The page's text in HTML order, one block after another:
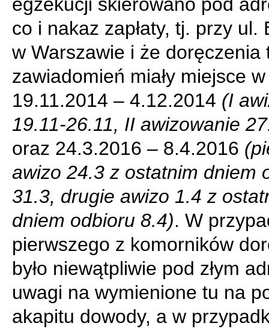
co i nakaz zapłaty, tj. przy ul.
w Warszawie i że doręczenia
zawiadomień miały miejsce
19.11.2014 – 4.12.2014 (I
19.11-26.11, II awizowanie
oraz 24.3.2016 – 8.4.2016
awizo 24.3 z ostatnim dniem
31.3, drugie awizo 1.4 z
dniem odbioru 8.4). W
pierwszego z komorników
było niewątpliwie pod złym
uwagi na wymienione tu na
akapitu dowody, a w